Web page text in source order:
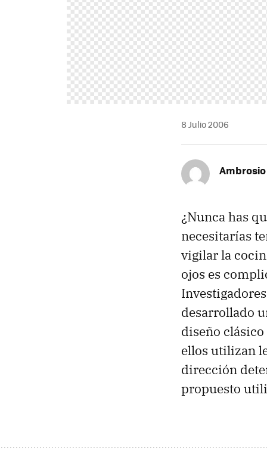
8 Julio 2006
Ambrosio
¿Nunca has
necesitarías
vigilar la
ojos es
desarrollado
diseño
ellos utilizan
dirección
propuesto